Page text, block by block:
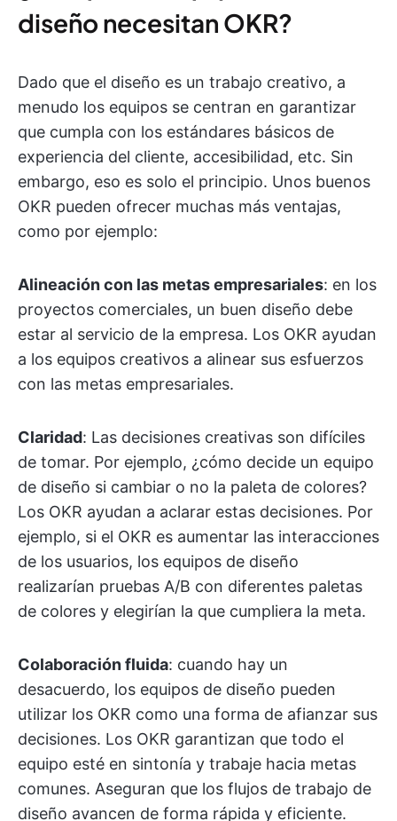
diseño necesitan OKR?
Dado que el diseño es un trabajo creativo, a
menudo los equipos se centran en garantizar
que cumpla con los estándares básicos de
experiencia del cliente, accesibilidad, etc. Sin
embargo, eso es solo el principio. Unos buenos
OKR pueden ofrecer muchas más ventajas,
como por ejemplo:
Alineación con las metas empresariales: en los
proyectos comerciales, un buen diseño debe
estar al servicio de la empresa. Los OKR ayudan
a los equipos creativos a alinear sus esfuerzos
con las metas empresariales.
Claridad: Las decisiones creativas son difíciles
de tomar. Por ejemplo, ¿cómo decide un equipo
de diseño si cambiar o no la paleta de colores?
Los OKR ayudan a aclarar estas decisiones. Por
ejemplo, si el OKR es aumentar las interacciones
de los usuarios, los equipos de diseño
realizarían pruebas A/B con diferentes paletas
de colores y elegirían la que cumpliera la meta.
Colaboración fluida: cuando hay un
desacuerdo, los equipos de diseño pueden
utilizar los OKR como una forma de afianzar sus
decisiones. Los OKR garantizan que todo el
equipo esté en sintonía y trabaje hacia metas
comunes. Aseguran que los flujos de trabajo de
diseño avancen de forma rápida y eficiente.